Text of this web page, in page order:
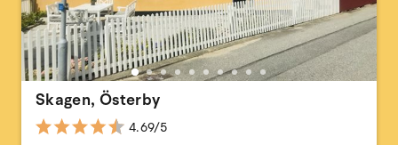
Skagen, Österby
4.69/5